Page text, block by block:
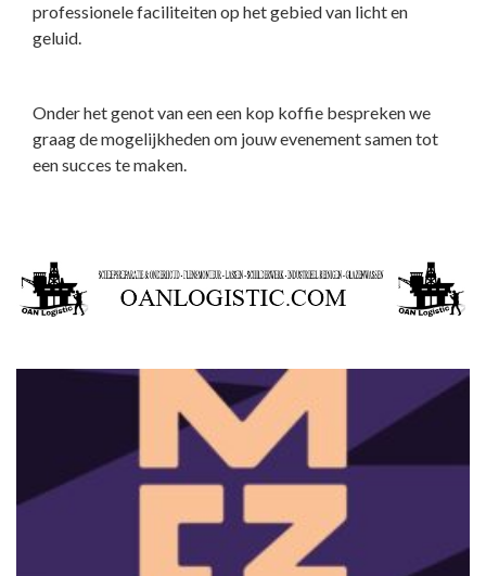
professionele faciliteiten op het gebied van licht en
geluid.
Onder het genot van een een kop koffie bespreken we
graag de mogelijkheden om jouw evenement samen tot
een succes te maken.